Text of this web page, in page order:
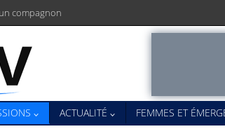
un compagnon
ACTUALITÉ FEMMES ET